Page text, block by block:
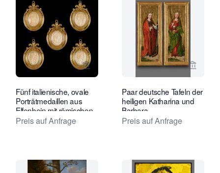
Verkaeuferseite von Kollenburg
Fünf italienische, ovale
Porträtmedaillen aus
Elfenbein mit römischen
Kaisern
Preis auf Anfrage
Paar deutsche Tafeln der
heiligen Katharina und
Barbara
Preis auf Anfrage